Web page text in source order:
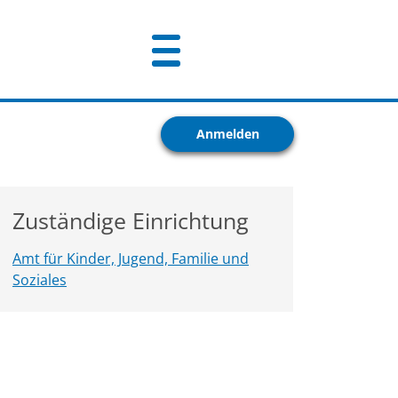
Anmelden
Zuständige Einrichtung
Amt für Kinder, Jugend, Familie und
Soziales